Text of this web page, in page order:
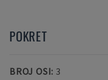
POKRET
BROJ OSI: 3